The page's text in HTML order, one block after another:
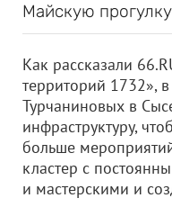
Майскую
Как рассказали
территорий 1732»,
Турчаниновых в
инфраструктуру,
больше
кластер с
и мастерскими и